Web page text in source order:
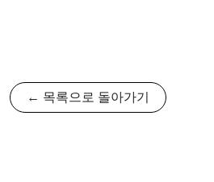
← 목록으로 돌아가기